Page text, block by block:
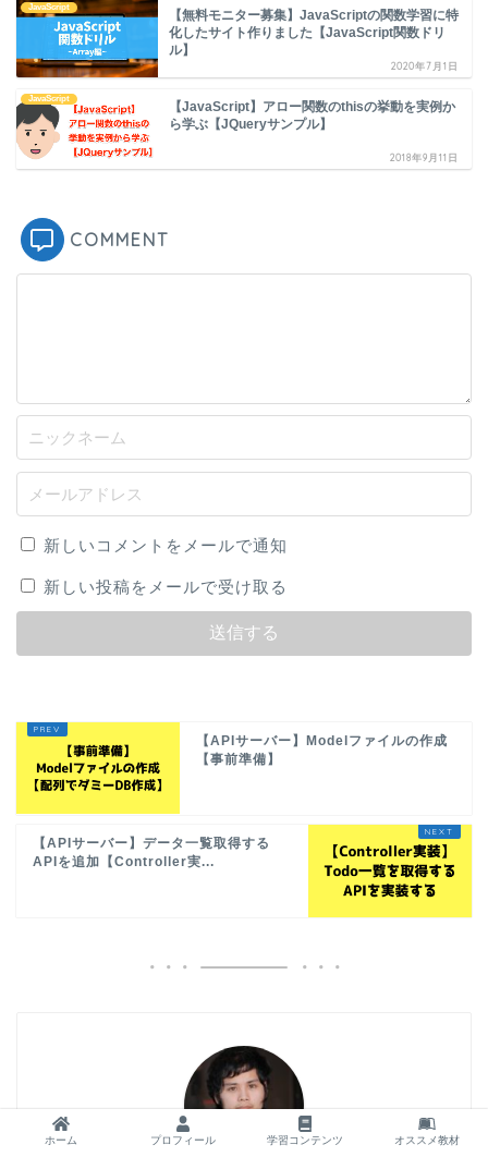
JavaScript
【無料モニター募集】JavaScriptの関数学習に特
化したサイト作りました【JavaScript関数ドリ
ル】
2020年7月1日
JavaScript
【JavaScript】アロー関数のthisの挙動を実例か
ら学ぶ【JQueryサンプル】
2018年9月11日
COMMENT
新しいコメントをメールで通知
新しい投稿をメールで受け取る
【APIサーバー】Modelファイルの作成
【事前準備】
【APIサーバー】データ一覧取得する
APIを追加【Controller実...
ホーム プロフィール 学習コンテンツ オススメ教材